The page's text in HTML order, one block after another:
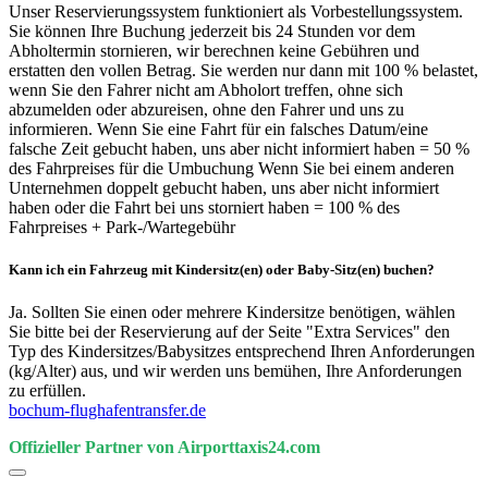
Unser Reservierungssystem funktioniert als Vorbestellungssystem.
Sie können Ihre Buchung jederzeit bis 24 Stunden vor dem
Abholtermin stornieren, wir berechnen keine Gebühren und
erstatten den vollen Betrag. Sie werden nur dann mit 100 % belastet,
wenn Sie den Fahrer nicht am Abholort treffen, ohne sich
abzumelden oder abzureisen, ohne den Fahrer und uns zu
informieren. Wenn Sie eine Fahrt für ein falsches Datum/eine
falsche Zeit gebucht haben, uns aber nicht informiert haben = 50 %
des Fahrpreises für die Umbuchung Wenn Sie bei einem anderen
Unternehmen doppelt gebucht haben, uns aber nicht informiert
haben oder die Fahrt bei uns storniert haben = 100 % des
Fahrpreises + Park-/Wartegebühr
Kann ich ein Fahrzeug mit Kindersitz(en) oder Baby-Sitz(en) buchen?
Ja. Sollten Sie einen oder mehrere Kindersitze benötigen, wählen
Sie bitte bei der Reservierung auf der Seite "Extra Services" den
Typ des Kindersitzes/Babysitzes entsprechend Ihren Anforderungen
(kg/Alter) aus, und wir werden uns bemühen, Ihre Anforderungen
zu erfüllen.
bochum-flughafentransfer.de
Offizieller Partner von Airporttaxis24.com